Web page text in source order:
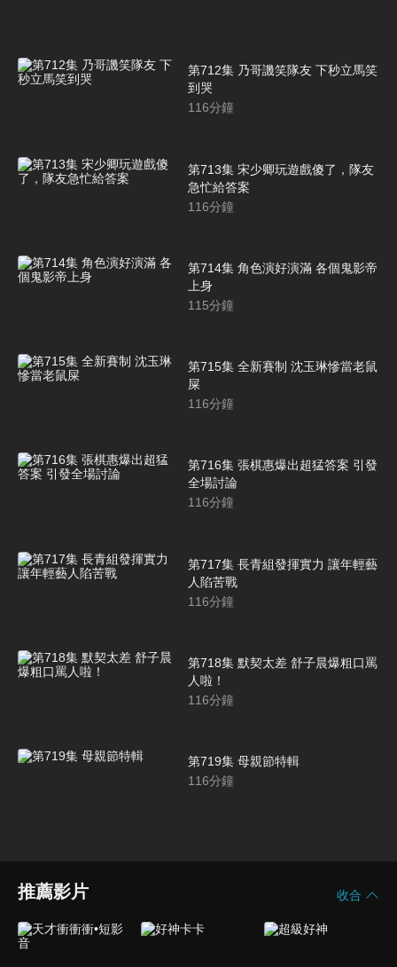
第712集 乃哥譏笑隊友 下秒立馬笑
到哭
116分鐘
第713集 宋少卿玩遊戲傻了，隊友
急忙給答案
116分鐘
第714集 角色演好演滿 各個鬼影帝
上身
115分鐘
第715集 全新賽制 沈玉琳慘當老鼠
屎
116分鐘
第716集 張棋惠爆出超猛答案 引發
全場討論
116分鐘
第717集 長青組發揮實力 讓年輕藝
人陷苦戰
116分鐘
第718集 默契太差 舒子晨爆粗口罵
人啦！
116分鐘
第719集 母親節特輯
116分鐘
推薦影片 收合